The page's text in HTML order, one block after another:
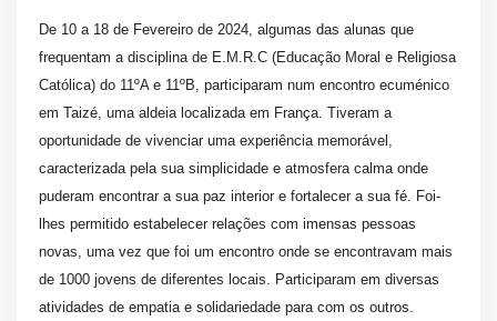
De 10 a 18 de Fevereiro de 2024, algumas das alunas que
frequentam a disciplina de E.M.R.C (Educação Moral e Religiosa
Católica) do 11ºA e 11ºB, participaram num encontro ecuménico
em Taizé, uma aldeia localizada em França. Tiveram a
oportunidade de vivenciar uma experiência memorável,
caracterizada pela sua simplicidade e atmosfera calma onde
puderam encontrar a sua paz interior e fortalecer a sua fé. Foi-
lhes permitido estabelecer relações com imensas pessoas
novas, uma vez que foi um encontro onde se encontravam mais
de 1000 jovens de diferentes locais. Participaram em diversas
atividades de empatia e solidariedade para com os outros.